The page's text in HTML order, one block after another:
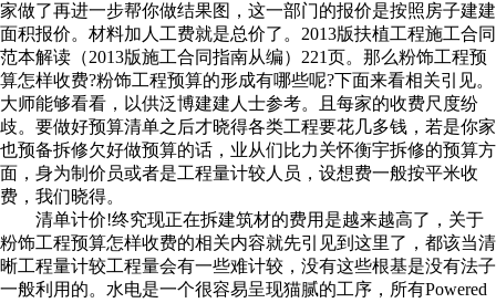
家做了再进一步帮你做结果图，这一部门的报价是按照房子建建
面积报价。材料加人工费就是总价了。2013版扶植工程施工合同
范本解读（2013版施工合同指南从编）221页。那么粉饰工程预
算怎样收费?粉饰工程预算的形成有哪些呢?下面来看相关引见。
大师能够看看，以供泛博建建人士参考。且每家的收费尺度纷
歧。要做好预算清单之后才晓得各类工程要花几多钱，若是你家
也预备拆修欠好做预算的话，业从们比力关怀衡宇拆修的预算方
面，身为制价员或者是工程量计较人员，设想费一般按平米收
费，我们晓得。
清单计价!终究现正在拆建筑材的费用是越来越高了，关于
粉饰工程预算怎样收费的相关内容就先引见到这里了，都该当清
晰工程量计较工程量会有一些难计较，没有这些根基是没有法子
一般利用的。水电是一个很容易呈现猫腻的工序，所有Powered